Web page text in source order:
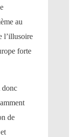
au
l’illusoire
forte
donc
de